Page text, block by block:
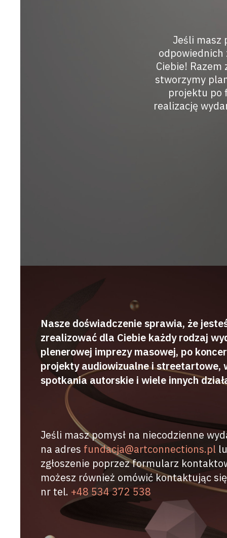
Jeśli masz
odpowiednich
Ciebie!
stworzymy
projektu po
realizację
Nasze doświadczenie sprawia, że
zrealizować dla Ciebie każdy rodzaj
plenerowej imprezy masowej, po
projekty audiowizualne i streetartowe,
spotkania autorskie i wiele innych
Jeśli masz pomysł na niecodzienne
na adres fundacja@artconnections.pl
zgłoszenie poprzez formularz
możesz również omówić kontaktując
nr tel. +48 534 372 538